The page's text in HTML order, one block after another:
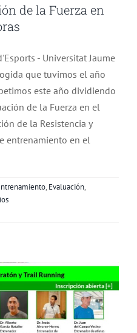
de la Fuerza en
- Universitat Jaume
que tuvimos el año
este año dividiendo
de la Fuerza en el
de la Resistencia y
entrenamiento en el
, Evaluación,
en Maratón,